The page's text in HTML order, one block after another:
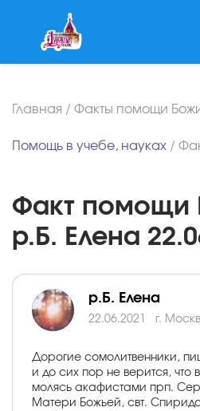
Главная / Факты помощи
Помощь в учебе, науках /
Факт помощи
р.Б. Елена
р.Б. Елена
22.06.2021 г.
Дорогие сомолитвенники,
и до сих пор не верится, что
молясь акафистами прп.
Матери Божьей, свт.